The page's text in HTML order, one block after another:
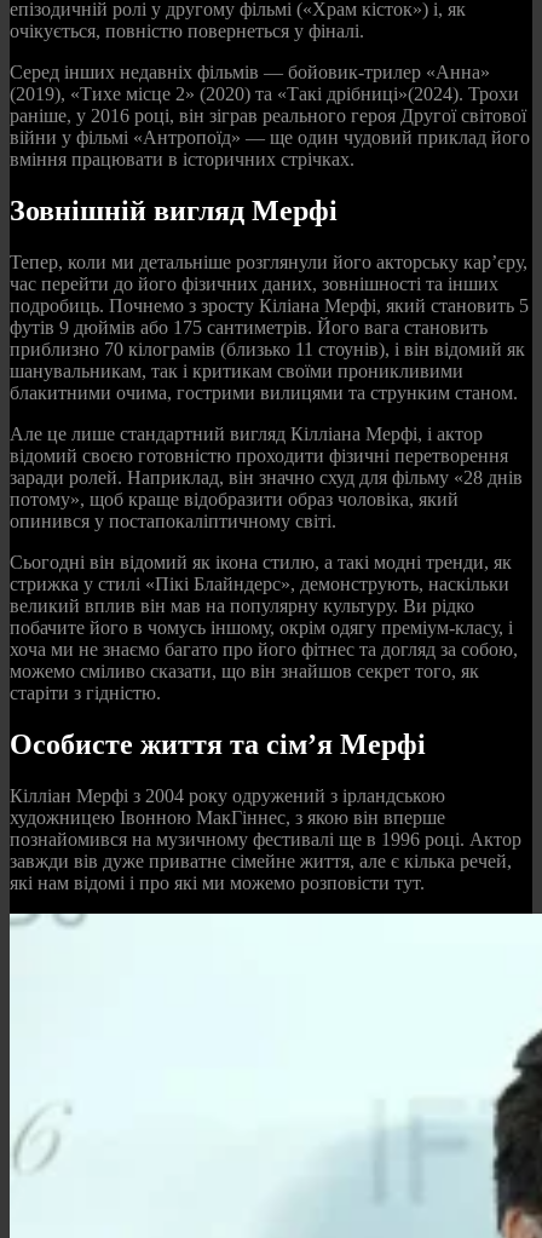
епізодичній ролі у другому фільмі («Храм кісток») і, як
очікується, повністю повернеться у фіналі.
Серед інших недавніх фільмів — бойовик-трилер «Анна»
(2019), «Тихе місце 2» (2020) та «Такі дрібниці»(2024). Трохи
раніше, у 2016 році, він зіграв реального героя Другої світової
війни у фільмі «Антропоїд» — ще один чудовий приклад його
вміння працювати в історичних стрічках.
Зовнішній вигляд Мерфі
Тепер, коли ми детальніше розглянули його акторську кар’єру,
час перейти до його фізичних даних, зовнішності та інших
подробиць. Почнемо з зросту Кіліана Мерфі, який становить 5
футів 9 дюймів або 175 сантиметрів. Його вага становить
приблизно 70 кілограмів (близько 11 стоунів), і він відомий як
шанувальникам, так і критикам своїми проникливими
блакитними очима, гострими вилицями та струнким станом.
Але це лише стандартний вигляд Кілліана Мерфі, і актор
відомий своєю готовністю проходити фізичні перетворення
заради ролей. Наприклад, він значно схуд для фільму «28 днів
потому», щоб краще відобразити образ чоловіка, який
опинився у постапокаліптичному світі.
Сьогодні він відомий як ікона стилю, а такі модні тренди, як
стрижка у стилі «Пікі Блайндерс», демонструють, наскільки
великий вплив він мав на популярну культуру. Ви рідко
побачите його в чомусь іншому, окрім одягу преміум-класу, і
хоча ми не знаємо багато про його фітнес та догляд за собою,
можемо сміливо сказати, що він знайшов секрет того, як
старіти з гідністю.
Особисте життя та сім’я Мерфі
Кілліан Мерфі з 2004 року одружений з ірландською
художницею Івонною МакГіннес, з якою він вперше
познайомився на музичному фестивалі ще в 1996 році. Актор
завжди вів дуже приватне сімейне життя, але є кілька речей,
які нам відомі і про які ми можемо розповісти тут.